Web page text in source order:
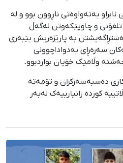
بەتەواوەتی ناڕوون بوو و لە
و چاوپێکەوتن لەگەڵ
بە پارێزەریش بێبەری
سەرەڕای بەدواداچوونی
وڵامێک خۆیان بواردبوو.
دەسبەسەرکران و تۆمەتە
کوردە زانیارییەک لەبەر